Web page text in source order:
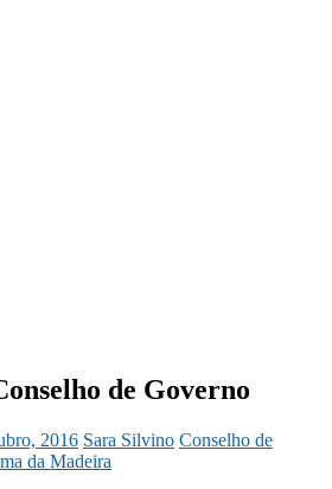
de Governo
2016 Sara Silvino Conselho de
da Madeira